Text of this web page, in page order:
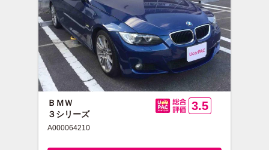
ＢＭＷ
３シリーズ
A000064210
3.5